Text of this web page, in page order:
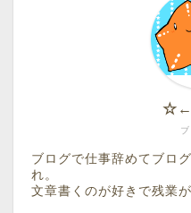
☆←
ブログで仕事辞めてブロ
れ。
文章書くのが好きで残業が